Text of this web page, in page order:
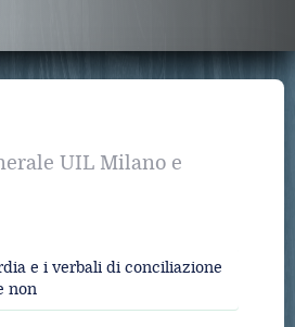
UIL Milano e
e i verbali di conciliazione
non